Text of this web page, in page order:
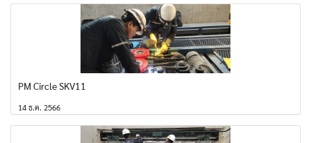
PM Circle SKV11
14 ธ.ค. 2566